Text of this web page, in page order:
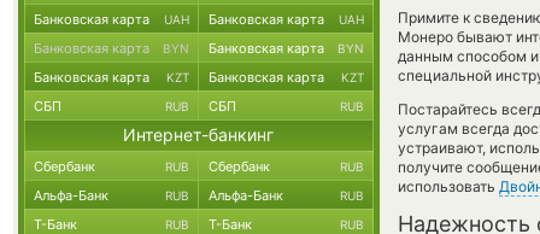
Примите к
Монеро бывают
данным способом и
специальной
Постарайтесь
услугам всегда
устраивают,
получите
использовать
Надежность
Банковская карта UAH Банковская карта UAH
Банковская карта BYN Банковская карта BYN
Банковская карта KZT Банковская карта KZT
СБП RUB СБП RUB
Интернет-банкинг
Сбербанк RUB Сбербанк RUB
Альфа-Банк RUB Альфа-Банк RUB
Т-Банк RUB Т-Банк RUB